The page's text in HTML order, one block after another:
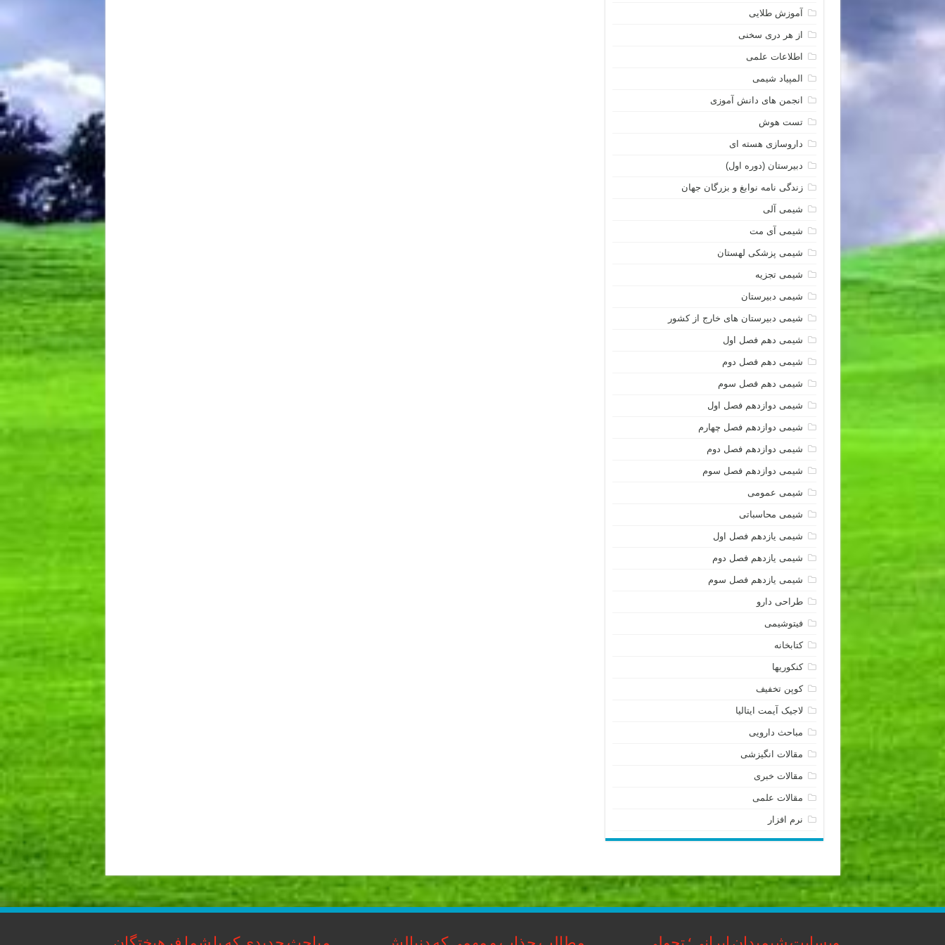
آموزش طلایی
از هر دری سخنی
اطلاعات علمی
المپیاد شیمی
انجمن های دانش آموزی
تست هوش
داروسازی هسته ای
دبیرستان (دوره اول)
زندگی نامه نوابغ و بزرگان جهان
شیمی آلی
شیمی آی مت
شیمی پزشکی لهستان
شیمی تجزیه
شیمی دبیرستان
شیمی دبیرستان های خارج از کشور
شیمی دهم فصل اول
شیمی دهم فصل دوم
شیمی دهم فصل سوم
شیمی دوازدهم فصل اول
شیمی دوازدهم فصل چهارم
شیمی دوازدهم فصل دوم
شیمی دوازدهم فصل سوم
شیمی عمومی
شیمی محاسباتی
شیمی یازدهم فصل اول
شیمی یازدهم فصل دوم
شیمی یازدهم فصل سوم
طراحی دارو
فیتوشیمی
کتابخانه
کنکوریها
کوپن تخفیف
لاجیک آیمت ایتالیا
مباحث دارویی
مقالات انگیزشی
مقالات خبری
مقالات علمی
نرم افزار